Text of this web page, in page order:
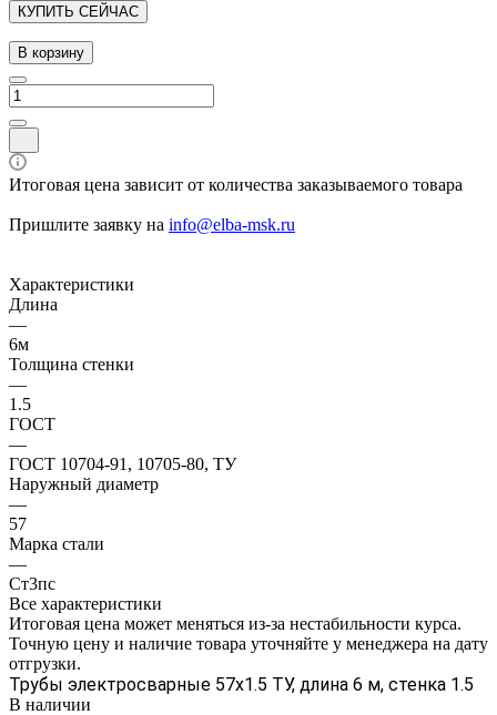
КУПИТЬ СЕЙЧАС
В корзину
Итоговая цена зависит от количества заказываемого товара
Пришлите заявку на info@elba-msk.ru
Характеристики
Длина
—
6м
Толщина стенки
—
1.5
ГОСТ
—
ГОСТ 10704-91, 10705-80, ТУ
Наружный диаметр
—
57
Марка стали
—
Ст3пс
Все характеристики
Итоговая цена может меняться из-за нестабильности курса.
Точную цену и наличие товара уточняйте у менеджера на дату
отгрузки.
Трубы электросварные 57х1.5 ТУ, длина 6 м, стенка 1.5
В наличии